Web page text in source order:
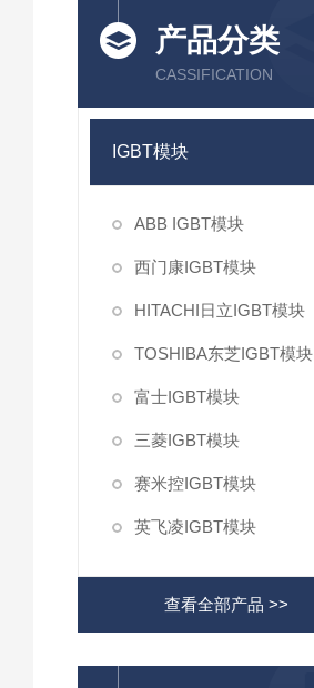
产品分类
CASSIFICATION
IGBT模块
ABB IGBT模块
西门康IGBT模块
HITACHI日立IGBT模块
TOSHIBA东芝IGBT模块
富士IGBT模块
三菱IGBT模块
赛米控IGBT模块
英飞凌IGBT模块
查看全部产品 >>